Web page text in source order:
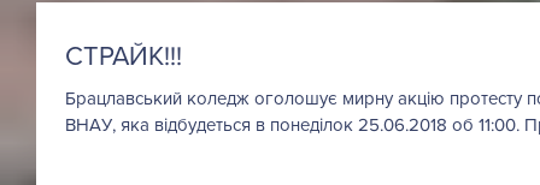
СТРАЙК!!!
Брацлавський коледж оголошує мирну акцію протесту
ВНАУ, яка відбудеться в понеділок 25.06.2018 об 11:00.